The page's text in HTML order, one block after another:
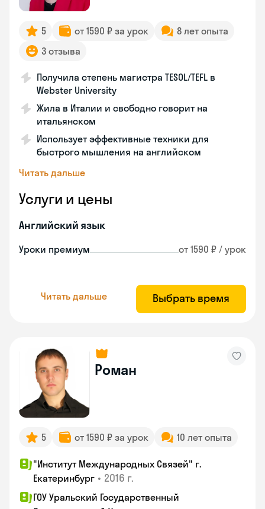
5 от 1590 ₽ за урок
8 лет опыта
3 отзыва
Получила степень магистра TESOL/TEFL в
Webster University
Жила в Италии и свободно говорит на
итальянском
Использует эффективные техники для
быстрого мышления на английском
Читать дальше
Услуги и цены
Английский язык
Уроки премиум от 1590 ₽ / урок
Читать дальше Выбрать время
Роман
5 от 1590 ₽ за урок 10 лет опыта
"Институт Международных Связей" г.
Екатеринбург • 2016 г.
ГОУ Уральский Государственный